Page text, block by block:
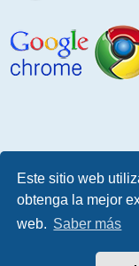
Este sitio web
obtenga la mejor
web. Saber más